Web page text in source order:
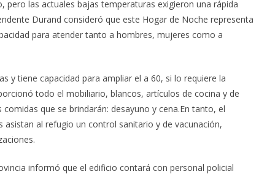
pero las actuales bajas temperaturas exigieron una rápida
Durand consideró que este Hogar de Noche representa
para atender tanto a hombres, mujeres como a
y tiene capacidad para ampliar el a 60, si lo requiere la
todo el mobiliario, blancos, artículos de cocina y de
que se brindarán: desayuno y cena.En tanto, el
asistan al refugio un control sanitario y de vacunación,
informó que el edificio contará con personal policial